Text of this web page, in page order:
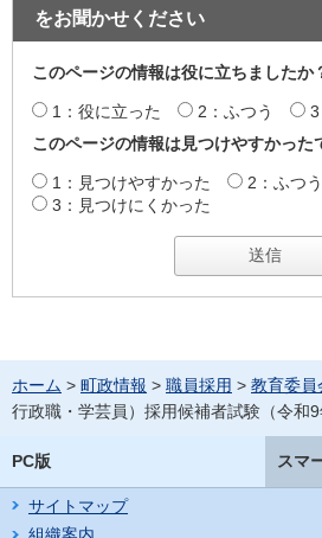
をお聞かせください
このページの情報は役に立ちましたか
1：役に立った 2：ふつう
このページの情報は見つけやすかった
1：見つけやすかった
2：ふつう
3：見つけにくかった
ホーム > 町政情報 > 職員採用 > 教育委員
行政職・学芸員）採用候補者試験（令和9
PC版 スマ
サイトマップ